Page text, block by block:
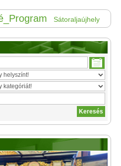
Sátoraljaújhely